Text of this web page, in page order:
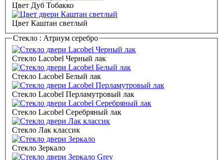
Цвет Дуб Тобакко
Цвет Каштан светлый
Стекло : Атриум серебро
Стекло Lacobel Черный лак
Стекло Lacobel Белый лак
Стекло Lacobel Перламутровый лак
Стекло Lacobel Серебряный лак
Стекло Лак классик
Стекло Зеркало